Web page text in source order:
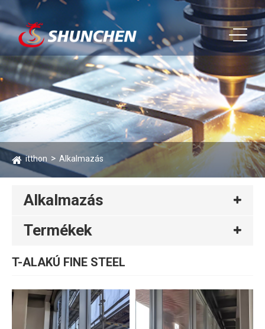
itthon Alkalmazás
Alkalmazás
Termékek
T-ALAKÚ FINE STEEL